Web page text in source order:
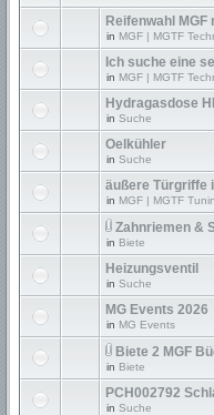
Reifenwahl MGF
in MGF | MGTF
Ich suche eine
in MGF | MGTF
Hydragasdose
in Suche
Oelkühler
in Suche
äußere Türgriffe
in MGF | MGTF
Zahnriemen &
in Biete
Heizungsventil
in Suche
MG Events 2026
in MG Events
Biete 2 MGF
in Biete
PCH002792
in Suche